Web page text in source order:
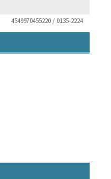
4549970455220 / 0135-2224